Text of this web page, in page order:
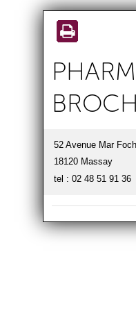
Aller
52 Avenue Mar Foch
18120 Massay
tel : 02 48 51 91 36